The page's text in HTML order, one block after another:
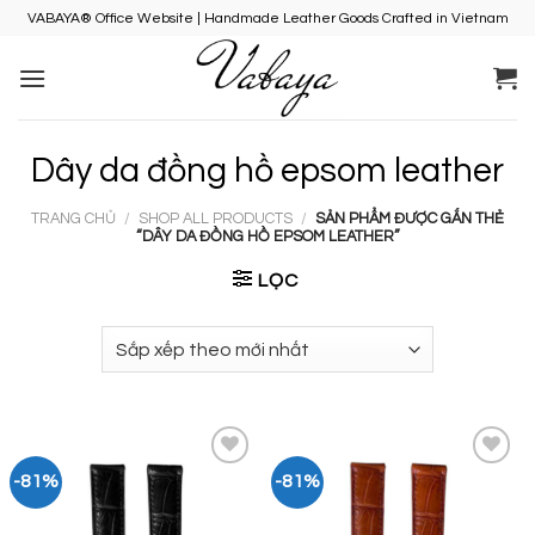
Skip
content
VABAYA® Office Website | Handmade Leather Goods Crafted in Vietnam
Dây da đồng hồ epsom leather
TRANG CHỦ / SHOP ALL PRODUCTS /
SẢN PHẨM ĐƯỢC GẮN THẺ
“DÂY DA ĐỒNG HỒ EPSOM LEATHER”
LỌC
-81% -81%